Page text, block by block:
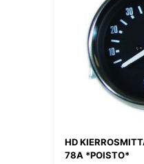
HD
78A *POISTO*